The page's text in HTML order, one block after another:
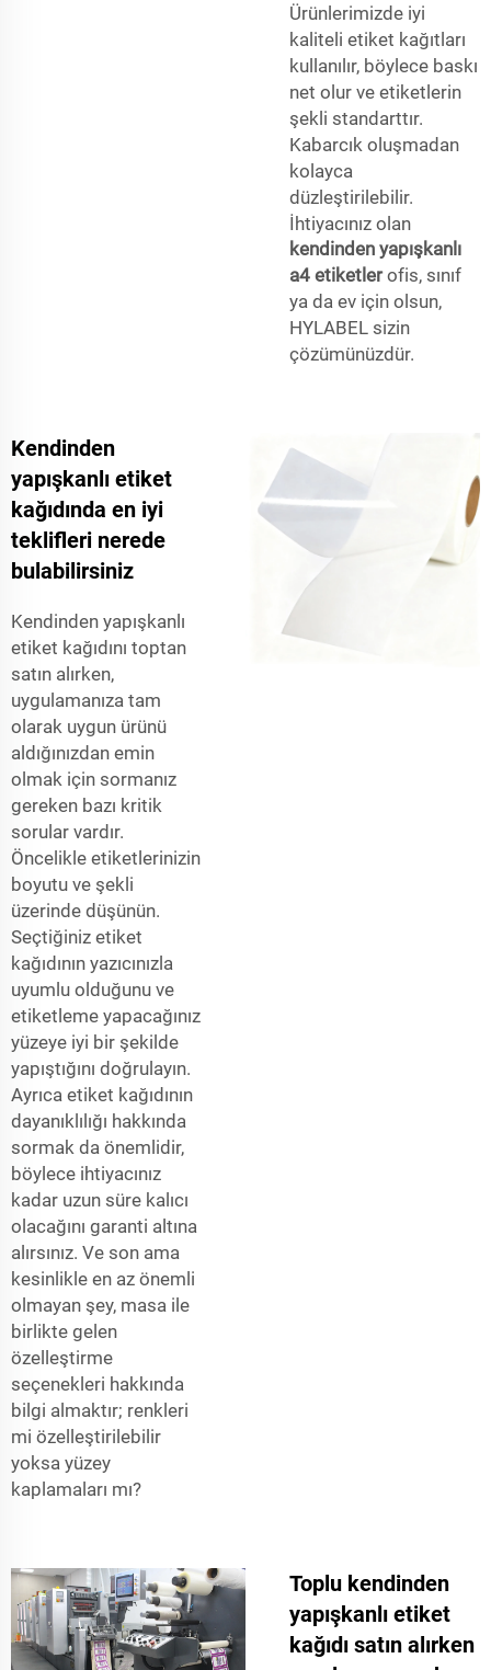
Ürünlerimizde iyi
kaliteli etiket kağıtları
kullanılır, böylece baskı
net olur ve etiketlerin
şekli standarttır.
Kabarcık oluşmadan
kolayca
düzleştirilebilir.
İhtiyacınız olan
kendinden yapışkanlı
a4 etiketlerofis, sınıf
ya da ev için olsun,
HYLABEL sizin
çözümünüzdür.
Kendinden
yapışkanlı etiket
kağıdında en iyi
teklifleri nerede
bulabilirsiniz
Kendinden yapışkanlı
etiket kağıdını toptan
satın alırken,
uygulamanıza tam
olarak uygun ürünü
aldığınızdan emin
olmak için sormanız
gereken bazı kritik
sorular vardır.
Öncelikle etiketlerinizin
boyutu ve şekli
üzerinde düşünün.
Seçtiğiniz etiket
kağıdının yazıcınızla
uyumlu olduğunu ve
etiketleme yapacağınız
yüzeye iyi bir şekilde
yapıştığını doğrulayın.
Ayrıca etiket kağıdının
dayanıklılığı hakkında
sormak da önemlidir,
böylece ihtiyacınız
kadar uzun süre kalıcı
olacağını garanti altına
alırsınız. Ve son ama
kesinlikle en az önemli
olmayan şey, masa ile
birlikte gelen
özelleştirme
seçenekleri hakkında
bilgi almaktır; renkleri
mi özelleştirilebilir
yoksa yüzey
kaplamaları mı?
Toplu kendinden
yapışkanlı etiket
kağıdı satın alırken